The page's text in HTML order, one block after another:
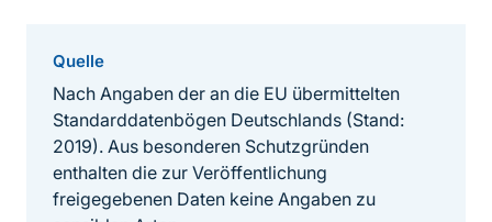
Quelle
Nach Angaben der an die EU übermittelten
Standarddatenbögen Deutschlands (Stand:
2019). Aus besonderen Schutzgründen
enthalten die zur Veröffentlichung
freigegebenen Daten keine Angaben zu